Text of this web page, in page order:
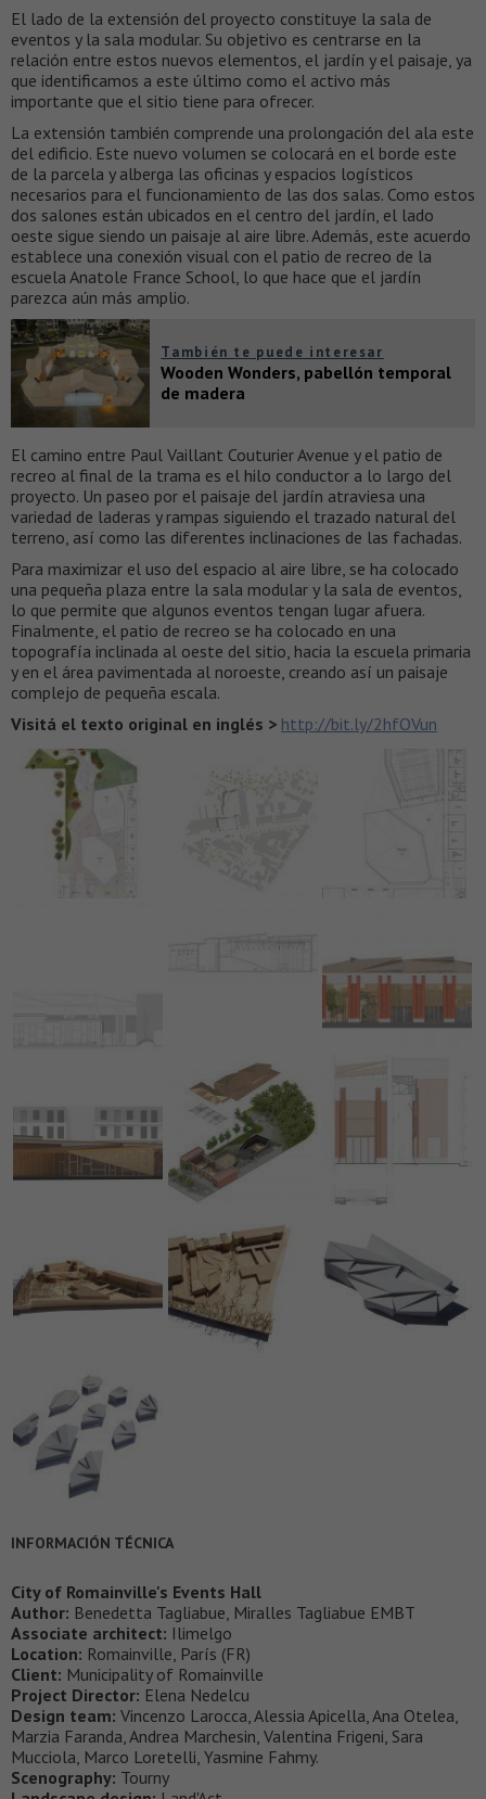
El lado de la extensión del proyecto constituye la sala de
eventos y la sala modular. Su objetivo es centrarse en la
relación entre estos nuevos elementos, el jardín y el paisaje, ya
que identificamos a este último como el activo más
importante que el sitio tiene para ofrecer.
La extensión también comprende una prolongación del ala este
del edificio. Este nuevo volumen se colocará en el borde este
de la parcela y alberga las oficinas y espacios logísticos
necesarios para el funcionamiento de las dos salas. Como estos
dos salones están ubicados en el centro del jardín, el lado
oeste sigue siendo un paisaje al aire libre. Además, este acuerdo
establece una conexión visual con el patio de recreo de la
escuela Anatole France School, lo que hace que el jardín
parezca aún más amplio.
También te puede interesar
Wooden Wonders, pabellón temporal
de madera
El camino entre Paul Vaillant Couturier Avenue y el patio de
recreo al final de la trama es el hilo conductor a lo largo del
proyecto. Un paseo por el paisaje del jardín atraviesa una
variedad de laderas y rampas siguiendo el trazado natural del
terreno, así como las diferentes inclinaciones de las fachadas.
Para maximizar el uso del espacio al aire libre, se ha colocado
una pequeña plaza entre la sala modular y la sala de eventos,
lo que permite que algunos eventos tengan lugar afuera.
Finalmente, el patio de recreo se ha colocado en una
topografía inclinada al oeste del sitio, hacia la escuela primaria
y en el área pavimentada al noroeste, creando así un paisaje
complejo de pequeña escala.
Visitá el texto original en inglés > http://bit.ly/2hfOVun
INFORMACIÓN TÉCNICA
City of Romainville's Events Hall
Author: Benedetta Tagliabue, Miralles Tagliabue EMBT
Associate architect: Ilimelgo
Location: Romainville, París (FR)
Client: Municipality of Romainville
Project Director: Elena Nedelcu
Design team: Vincenzo Larocca, Alessia Apicella, Ana Otelea,
Marzia Faranda, Andrea Marchesin, Valentina Frigeni, Sara
Mucciola, Marco Loretelli, Yasmine Fahmy.
Scenography: Tourny